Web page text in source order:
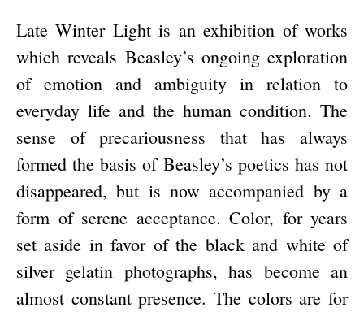
Late Winter Light is an exhibition of works
which reveals Beasley’s ongoing exploration
of emotion and ambiguity in relation to
everyday life and the human condition. The
sense of precariousness that has always
formed the basis of Beasley’s poetics has not
disappeared, but is now accompanied by a
form of serene acceptance. Color, for years
set aside in favor of the black and white of
silver gelatin photographs, has become an
almost constant presence. The colors are for